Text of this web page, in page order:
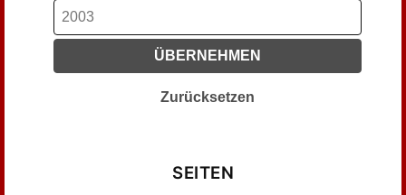
ÜBERNEHMEN
Zurücksetzen
SEITEN